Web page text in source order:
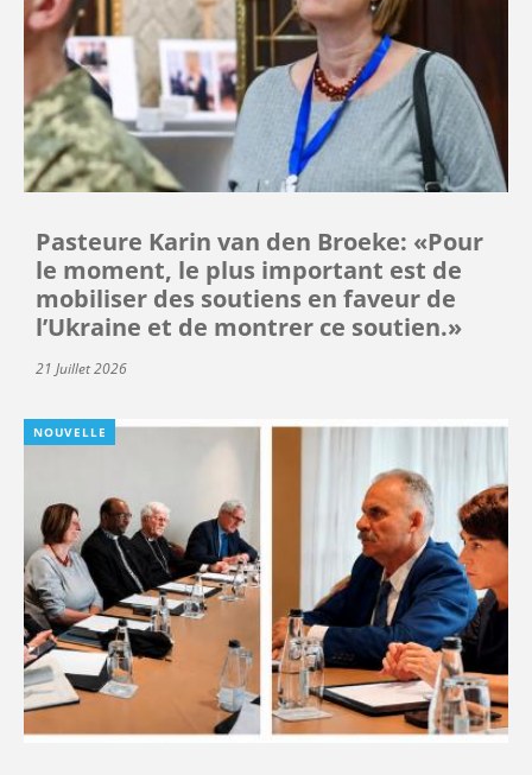
Pasteure Karin van den Broeke: «Pour
le moment, le plus important est de
mobiliser des soutiens en faveur de
l’Ukraine et de montrer ce soutien.»
21 Juillet 2026
NOUVELLE